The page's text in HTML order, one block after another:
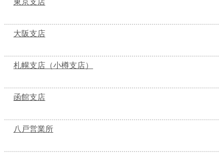
東京支店
大阪支店
札幌支店（小樽支店）
函館支店
八戸営業所